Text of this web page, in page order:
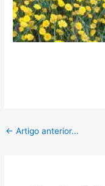
← Artigo anterior...